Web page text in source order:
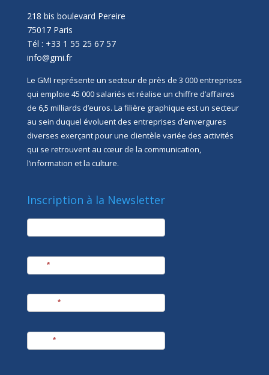
218 bis boulevard Pereire
75017 Paris
Tél : +33 1 55 25 67 57
info@gmi.fr
Le GMI représente un secteur de près de 3 000 entreprises
qui emploie 45 000 salariés et réalise un chiffre d’affaires
de 6,5 milliards d’euros. La filière graphique est un secteur
au sein duquel évoluent des entreprises d’envergures
diverses exerçant pour une clientèle variée des activités
qui se retrouvent au cœur de la communication,
l’information et la culture.
Inscription à la Newsletter
newsletter
*
*
*